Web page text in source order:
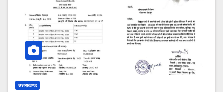
उत्तराखण्ड